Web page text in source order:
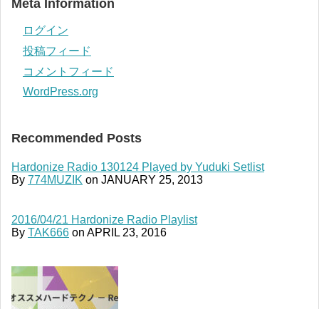
Meta Information
ログイン
投稿フィード
コメントフィード
WordPress.org
Recommended Posts
Hardonize Radio 130124 Played by Yuduki Setlist
By 774MUZIK on JANUARY 25, 2013
2016/04/21 Hardonize Radio Playlist
By TAK666 on APRIL 23, 2016